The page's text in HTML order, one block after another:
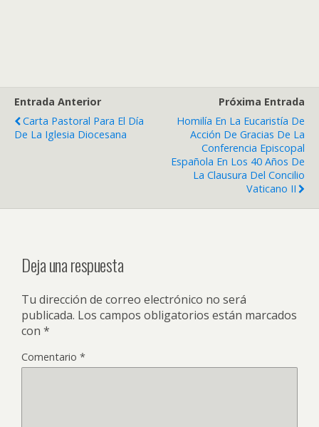
Entrada Anterior
Carta Pastoral Para El Día
De La Iglesia Diocesana
Próxima Entrada
Homilía En La Eucaristía De
Acción De Gracias De La
Conferencia Episcopal
Española En Los 40 Años De
La Clausura Del Concilio
Vaticano II
Deja una respuesta
Tu dirección de correo electrónico no será
publicada. Los campos obligatorios están marcados
con *
Comentario *